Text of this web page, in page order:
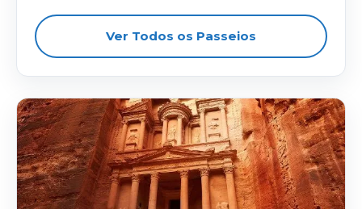
Ver Todos os Passeios